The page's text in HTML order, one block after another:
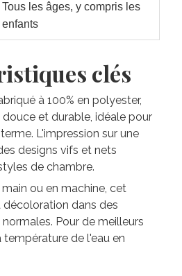
Tous les âges, y compris les
enfants
clés
à 100% en polyester,
et durable, idéale pour
L'impression sur une
designs vifs et nets
de chambre.
ou en machine, cet
décoloration dans des
Pour de meilleurs
de l'eau en